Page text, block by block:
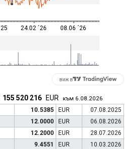
24.02 ´26 08.06 ´26
виж в
155 520 216 EUR към 6.08.2026
10.5385 EUR
07.08.2025
12.0000 EUR
06.08.2026
12.2000 EUR
28.07.2026
9.4551 EUR
10.03.2026